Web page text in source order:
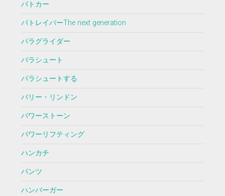
パトカー
パトレイバーThe next generation
パラグライダー
パラシュート
パラシュートする
バリー・リンドン
パワーストーン
パワーリフティング
ハンカチ
パンツ
ハンバーガー